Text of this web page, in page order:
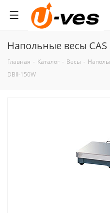
Напольные весы CAS
Главная - Каталог - Весы -
DBII-150W